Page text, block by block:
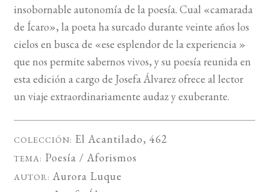
insobornable autonomía de la poesía. Cual «camarada
de Ícaro», la poeta ha surcado durante veinte años los
cielos en busca de «ese esplendor de la experiencia »
que nos permite sabernos vivos, y su poesía reunida en
esta edición a cargo de Josefa Álvarez ofrece al lector
un viaje extraordinariamente audaz y exuberante.
COLECCIÓN: El Acantilado, 462
TEMA: Poesía / Aforismos
AUTOR: Aurora Luque